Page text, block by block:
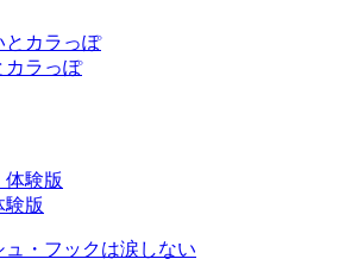
カラっぽ
版